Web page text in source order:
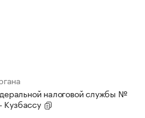
налоговой службы №
Кузбассу